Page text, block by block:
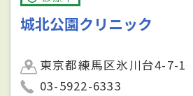
城北公園クリニック
東京都練馬区氷川台4-7-1
03-5922-6333